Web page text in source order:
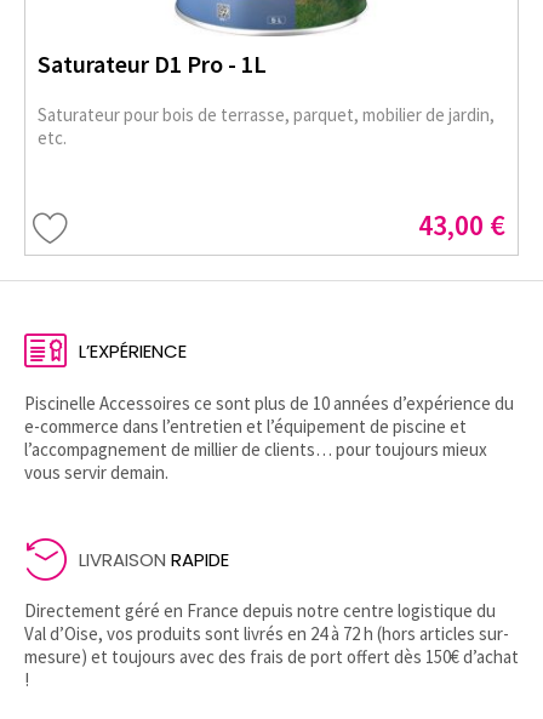
Saturateur D1 Pro - 1L
Saturateur pour bois de terrasse, parquet, mobilier de jardin,
etc.
43,00 €
L’EXPÉRIENCE
Piscinelle Accessoires ce sont plus de 10 années d’expérience du
e-commerce dans l’entretien et l’équipement de piscine et
l’accompagnement de millier de clients… pour toujours mieux
vous servir demain.
LIVRAISON RAPIDE
Directement géré en France depuis notre centre logistique du
Val d’Oise, vos produits sont livrés en 24 à 72 h (hors articles sur-
mesure) et toujours avec des frais de port offert dès 150€ d’achat
!